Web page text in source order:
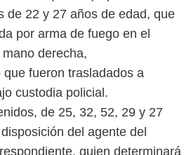
de 22 y 27 años de edad, que
por arma de fuego en el
derecha,
fueron trasladados a
custodia policial.
de 25, 32, 52, 29 y 27
del agente del
quien determinará